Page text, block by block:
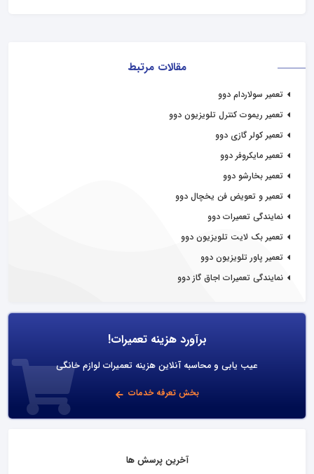
مقالات مرتبط
تعمیر سولاردام دوو
تعمیر ریموت کنترل تلویزیون دوو
تعمیر کولر گازی دوو
تعمیر مایکروفر دوو
تعمیر بخارشو دوو
تعمیر و تعویض فن یخچال دوو
نمایندگی تعمیرات دوو
تعمیر بک لایت تلویزیون دوو
تعمیر پاور تلویزیون دوو
نمایندگی تعمیرات اجاق گاز دوو
برآورد هزینه تعمیرات!
عیب یابی و محاسبه آنلاین هزینه تعمیرات لوازم خانگی
بخش تعرفه خدمات
آخرین پرسش ها